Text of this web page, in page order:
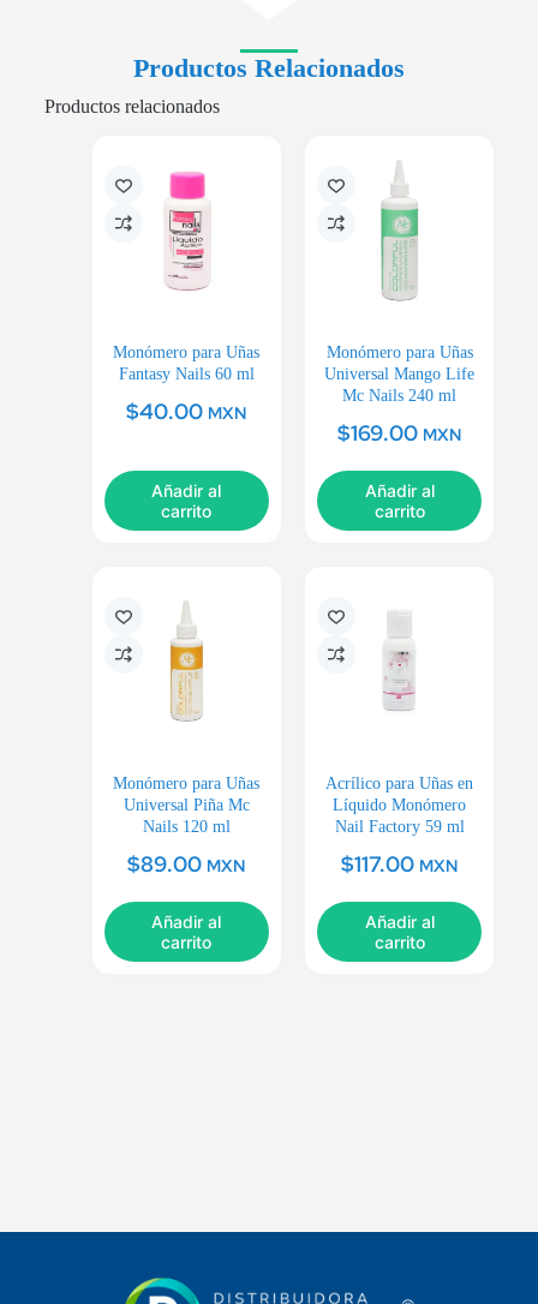
Productos Relacionados
Productos relacionados
Monómero para Uñas
Fantasy Nails 60 ml
$40.00 MXN
Añadir al
carrito
Monómero para Uñas
Universal Mango Life
Mc Nails 240 ml
$169.00 MXN
Añadir al
carrito
Monómero para Uñas
Universal Piña Mc
Nails 120 ml
$89.00 MXN
Añadir al
carrito
Acrílico para Uñas en
Líquido Monómero
Nail Factory 59 ml
$117.00 MXN
Añadir al
carrito